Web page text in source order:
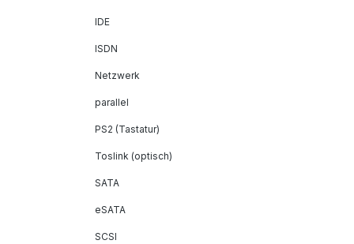
IDE
ISDN
Netzwerk
parallel
PS2 (Tastatur)
Toslink (optisch)
SATA
eSATA
SCSI